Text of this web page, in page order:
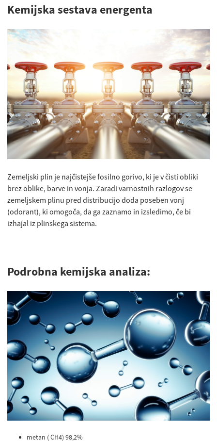
Kemijska sestava energenta
Zemeljski plin je najčistejše fosilno gorivo, ki je v čisti obliki
brez oblike, barve in vonja. Zaradi varnostnih razlogov se
zemeljskem plinu pred distribucijo doda poseben vonj
(odorant), ki omogoča, da ga zaznamo in izsledimo, če bi
izhajal iz plinskega sistema.
Podrobna kemijska analiza:
metan ( CH4) 98,2%